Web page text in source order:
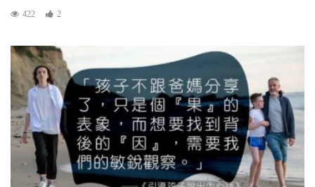
422 2